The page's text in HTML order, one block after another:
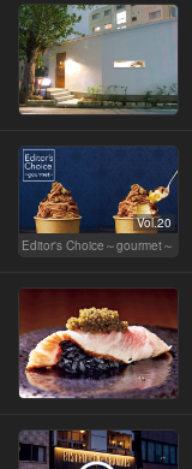
Vol.20
Editor's Choice～gourmet～